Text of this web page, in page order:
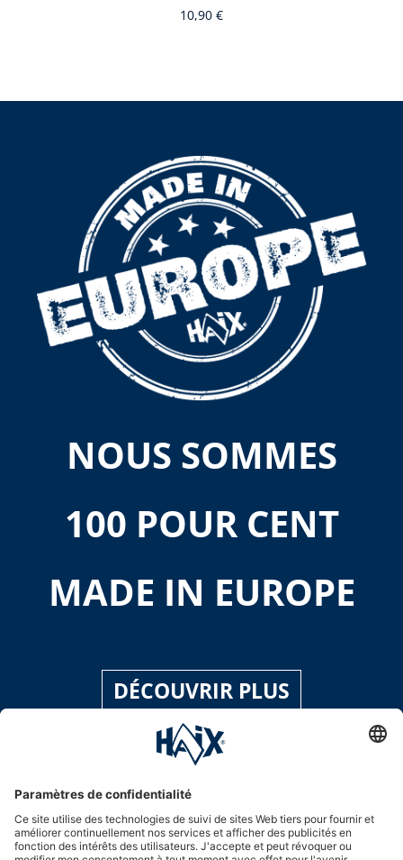
10,90 €
NOUS SOMMES
100 POUR CENT
MADE IN EUROPE
DÉCOUVRIR PLUS
Hotline assistance
International